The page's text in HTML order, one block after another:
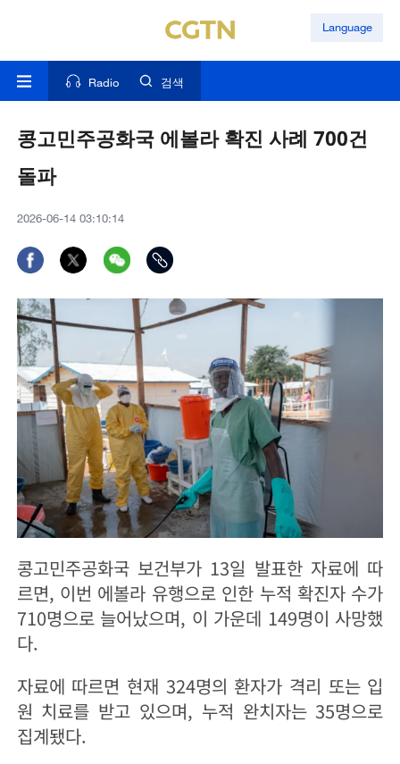
Language
Radio 검색
콩고민주공화국 에볼라 확진 사례 700건
돌파
2026-06-14 03:10:14
콩고민주공화국 보건부가 13일 발표한 자료에 따
르면, 이번 에볼라 유행으로 인한 누적 확진자 수가
710명으로 늘어났으며, 이 가운데 149명이 사망했
다.
자료에 따르면 현재 324명의 환자가 격리 또는 입
원 치료를 받고 있으며, 누적 완치자는 35명으로
집계됐다.